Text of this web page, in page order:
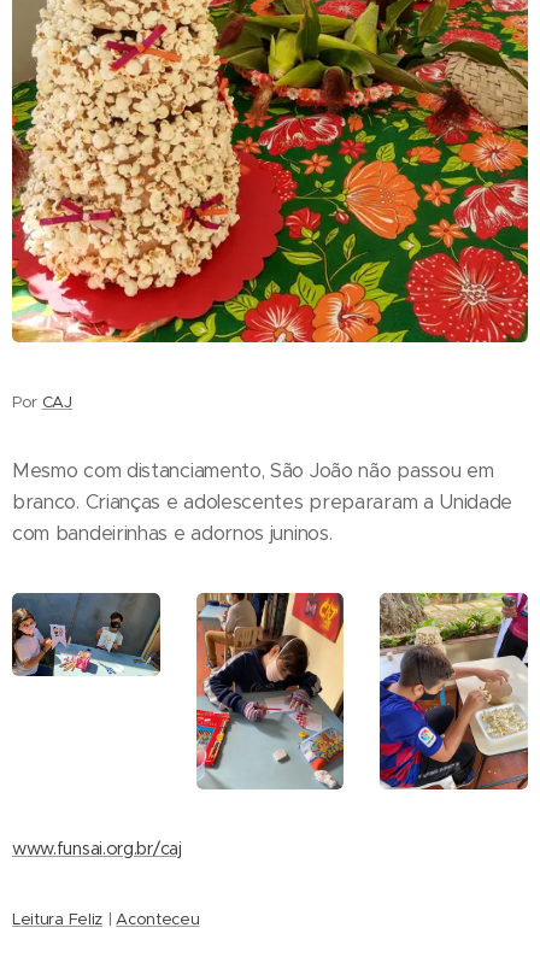
Por CAJ
Mesmo com distanciamento, São João não passou em
branco. Crianças e adolescentes prepararam a Unidade
com bandeirinhas e adornos juninos.
www.funsai.org.br/caj
Leitura Feliz |Aconteceu